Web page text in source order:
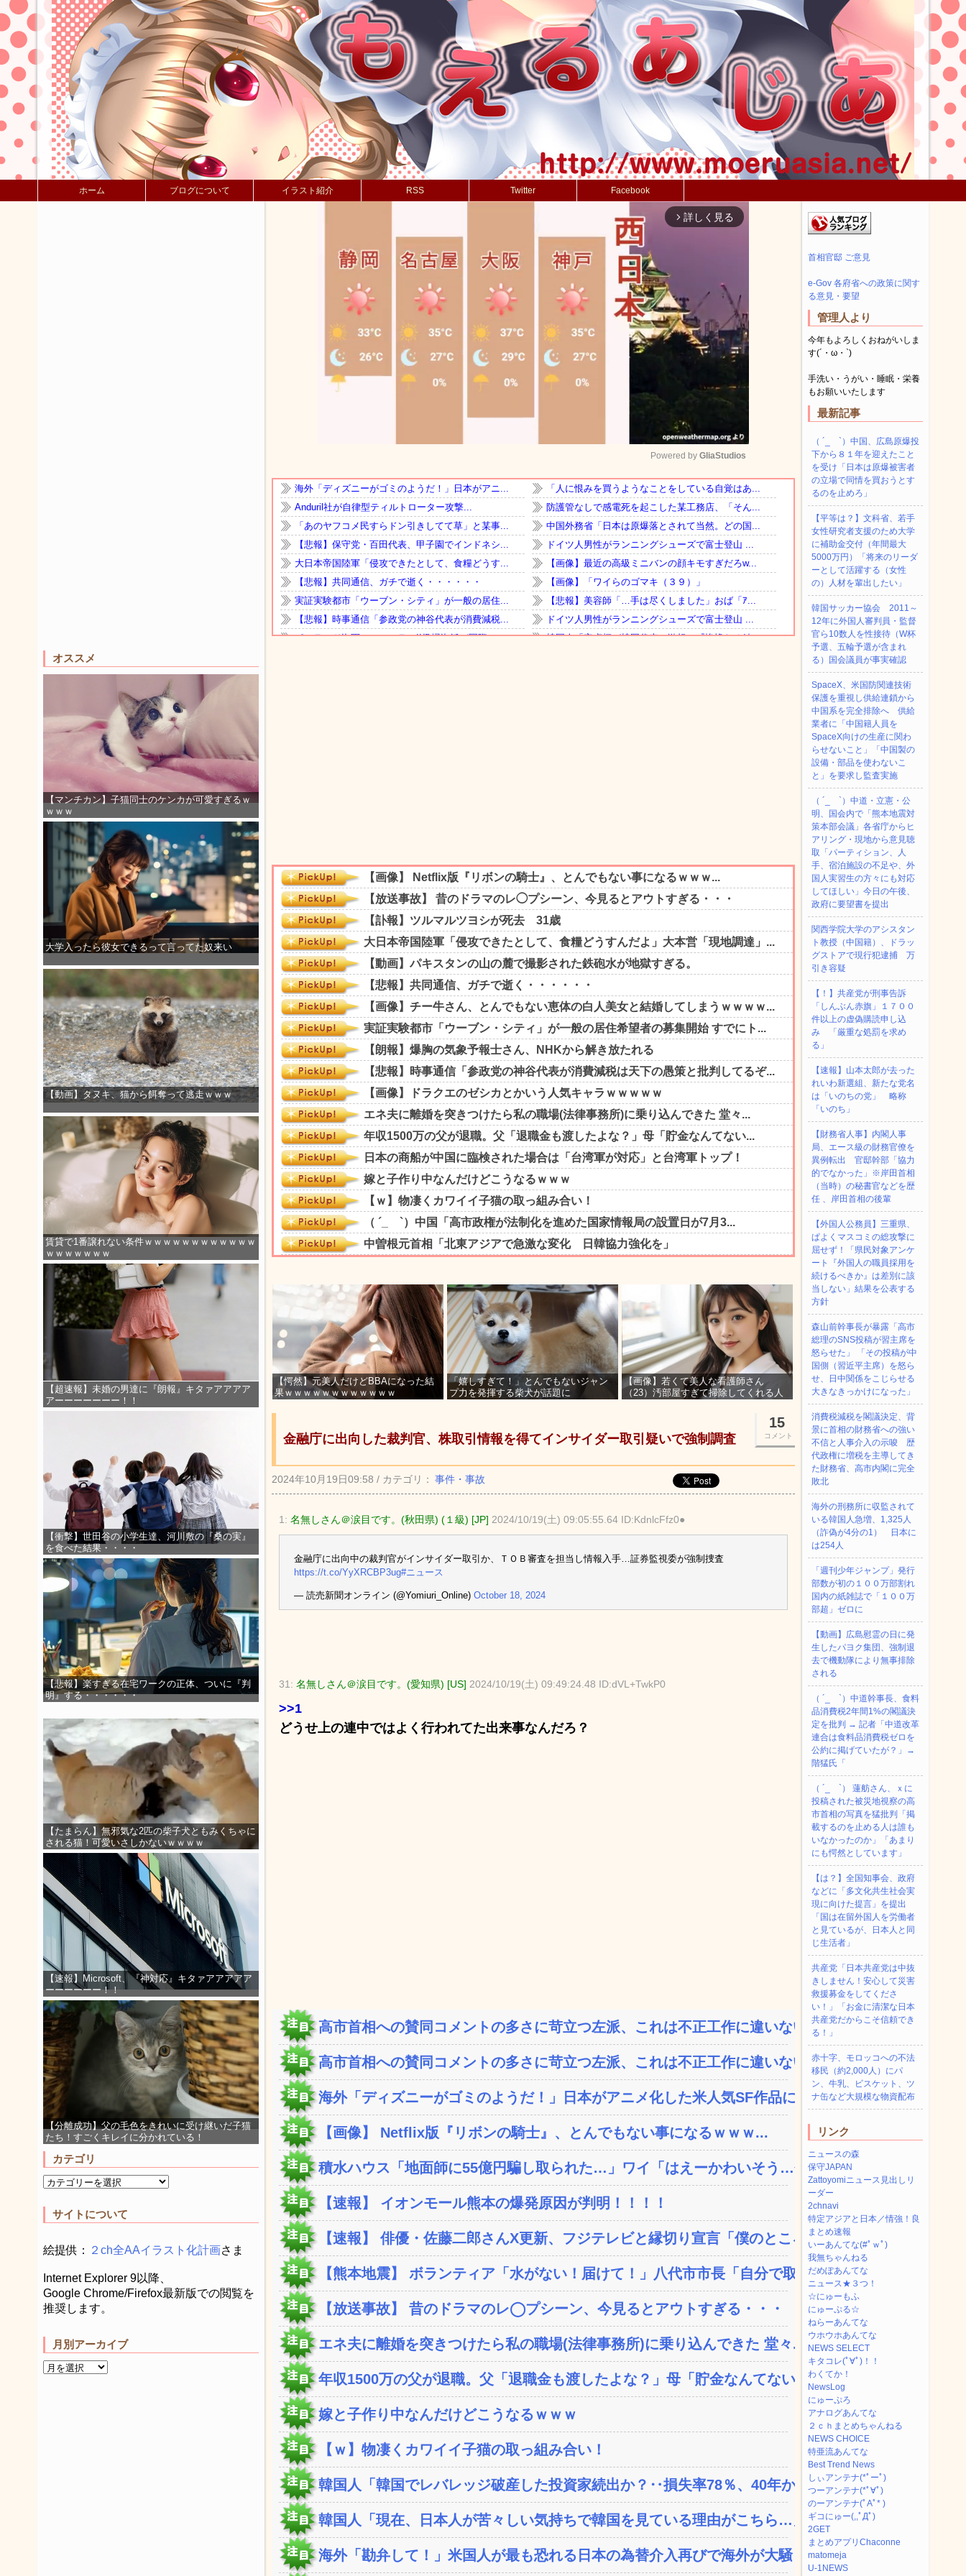
ホーム ブログについて イラスト紹介 RSS Twitter Facebook
オススメ
【マンチカン】子猫同士のケンカが可愛すぎるｗ
ｗｗｗ
大学入ったら彼女できるって言ってた奴来い
【動画】タヌキ、猫から餌奪って逃走ｗｗｗ
賃貸で1番譲れない条件ｗｗｗｗｗｗｗｗｗｗｗｗ
ｗｗｗｗｗｗｗ
【超速報】未婚の男達に『朗報』キタァアアアア
アーーーーーーー！！
【衝撃】世田谷の小学生達、河川敷の『桑の実』
を食べた結果・・・・
【悲報】楽すぎる在宅ワークの正体、ついに『判
明』する・・・・・・
【たまらん】無邪気な2匹の柴子犬ともみくちゃに
される猫！可愛いさしかないｗｗｗｗ
【速報】Microsoft、『神対応』キタァアアアアア
ーーーーーー！！
【分離成功】父の毛色をきれいに受け継いだ子猫
たち！すごくキレイに分かれている！
カテゴリ
サイトについて
絵提供： ２ch全AAイラスト化計画さま
Internet Explorer 9以降、
Google Chrome/Firefox最新版での閲覧を
推奨します。
月別アーカイブ
arrow_forward_ios 詳しく見る
Mute
Powered by GliaStudios
【愕然】元美人だけどBBAになった結
果ｗｗｗｗｗｗｗｗｗｗｗｗ
「嬉しすぎて！」とんでもないジャン
プ力を発揮する柴犬が話題に
【画像】若くて美人な看護師さん
（23）汚部屋すぎて掃除してくれる人
15
コメント
金融庁に出向した裁判官、株取引情報を得てインサイダー取引疑いで強制調査
2024年10月19日09:58 / カテゴリ： 事件・事故
1: 名無しさん＠涙目です。(秋田県) (１級) [JP] 2024/10/19(土) 09:05:55.64 ID:KdnlcFfz0●
金融庁に出向中の裁判官がインサイダー取引か、ＴＯＢ審査を担当し情報入手…証券監視委が強制捜査
https://t.co/YyXRCBP3ug#ニュース
— 読売新聞オンライン (@Yomiuri_Online) October 18, 2024
31: 名無しさん＠涙目です。(愛知県) [US] 2024/10/19(土) 09:49:24.48 ID:dVL+TwkP0
>>1
どうせ上の連中ではよく行われてた出来事なんだろ？
高市首相への賛同コメントの多さに苛立つ左派、これは不正工作に違いない！...
高市首相への賛同コメントの多さに苛立つ左派、これは不正工作に違いない！...
海外「ディズニーがゴミのようだ！」日本がアニメ化した米人気SF作品に絶...
【画像】 Netflix版『リボンの騎士』、とんでもない事になるｗｗｗ...
積水ハウス「地面師に55億円騙し取られた…」ワイ「はえーかわいそう…会...
【速報】 イオンモール熊本の爆発原因が判明！！！！
【速報】 俳優・佐藤二郎さんX更新、フジテレビと縁切り宣言「僕のところ...
【熊本地震】 ボランティア「水がない！届けて！」八代市市長「自分で取り...
【放送事故】 昔のドラマのレ◯プシーン、今見るとアウトすぎる・・・
エネ夫に離婚を突きつけたら私の職場(法律事務所)に乗り込んできた 堂々...
年収1500万の父が退職。父「退職金も渡したよな？」母「貯金なんてない...
嫁と子作り中なんだけどこうなるｗｗｗ
【ｗ】物凄くカワイイ子猫の取っ組み合い！
韓国人「韓国でレバレッジ破産した投資家続出か？‥損失率78％、40年か...
韓国人「現在、日本人が苦々しい気持ちで韓国を見ている理由がこちら…」→...
海外「勘弁して！」米国人が最も恐れる日本の為替介入再びで海外が大騒ぎ
首相官邸 ご意見
e-Gov 各府省への政策に関す
る意見・要望
管理人より
今年もよろしくおねがいしま
す(´・ω・`)
手洗い・うがい・睡眠・栄養
もお願いいたします
最新記事
（ ´_ゝ`）中国、広島原爆投
下から８１年を迎えたこと
を受け「日本は原爆被害者
の立場で同情を買おうとす
るのを止めろ」
【平等は？】文科省、若手
女性研究者支援のため大学
に補助金交付（年間最大
5000万円）「将来のリーダ
ーとして活躍する（女性
の）人材を輩出したい」
韓国サッカー協会 2011～
12年に外国人審判員・監督
官ら10数人を性接待（W杯
予選、五輪予選が含まれ
る）国会議員が事実確認
SpaceX、米国防関連技術
保護を重視し供給連鎖から
中国系を完全排除へ 供給
業者に「中国籍人員を
SpaceX向けの生産に関わ
らせないこと」「中国製の
設備・部品を使わないこ
と」を要求し監査実施
（ ´_ゝ`）中道・立憲・公
明、国会内で「熊本地震対
策本部会議」各省庁からヒ
アリング・現地から意見聴
取「パーティション、人
手、宿泊施設の不足や、外
国人実習生の方々にも対応
してほしい」今日の午後、
政府に要望書を提出
関西学院大学のアシスタン
ト教授（中国籍）、ドラッ
グストアで現行犯逮捕 万
引き容疑
【！】共産党が刑事告訴
「しんぶん赤旗」１７００
件以上の虚偽購読申し込
み 「厳重な処罰を求め
る」
【速報】山本太郎が去った
れいわ新選組、新たな党名
は「いのちの党」 略称
「いのち」
【財務省人事】内閣人事
局、エース級の財務官僚を
異例転出 官邸幹部「協力
的でなかった」※岸田首相
（当時）の秘書官などを歴
任 、岸田首相の後輩
【外国人公務員】三重県、
ぱよくマスコミの総攻撃に
屈せず！「県民対象アンケ
ート『外国人の職員採用を
続けるべきか』は差別に該
当しない」結果を公表する
方針
森山前幹事長が暴露「高市
総理のSNS投稿が習主席を
怒らせた」 「その投稿が中
国側（習近平主席）を怒ら
せ、日中関係をこじらせる
大きなきっかけになった」
消費税減税を閣議決定、背
景に首相の財務省への強い
不信と人事介入の示唆 歴
代政権に増税を主導してき
た財務省、高市内閣に完全
敗北
海外の刑務所に収監されて
いる韓国人急増、1,325人
（詐偽が4分の1） 日本に
は254人
「週刊少年ジャンプ」発行
部数が初の１００万部割れ
国内の紙雑誌で「１００万
部超」ゼロに
【動画】広島慰霊の日に発
生したパヨク集団、強制退
去で機動隊により無事排除
される
（ ´_ゝ`）中道幹事長、食料
品消費税2年間1%の閣議決
定を批判 → 記者「中道改革
連合は食料品消費税ゼロを
公約に掲げていたが？」→
階猛氏「
（ ´_ゝ`） 蓮舫さん、ｘに
投稿された被災地視察の高
市首相の写真を猛批判「掲
載するのを止める人は誰も
いなかったのか」「あまり
にも愕然としています」
【は？】全国知事会、政府
などに「多文化共生社会実
現に向けた提言」を提出
「国は在留外国人を労働者
と見ているが、日本人と同
じ生活者」
共産党「日本共産党は中抜
きしません！安心して災害
救援募金をしてくださ
い！」「お金に清潔な日本
共産党だからこそ信頼でき
る！」
赤十字、モロッコへの不法
移民（約2,000人）にパ
ン、牛乳、ビスケット、ツ
ナ缶など大規模な物資配布
リンク
ニュースの森
保守JAPAN
Zattoyomiニュース見出しリ
ーダー
2chnavi
特定アジアと日本／情強！良
まとめ速報
いーあんてな(#ﾟｗﾟ)
我無ちゃんねる
だめぽあんてな
ニュース★３つ！
☆にゅーもふ
にゅーぷる☆
ねらーあんてな
ウホウホあんてな
NEWS SELECT
キタコレ(ﾟ∀ﾟ)！！
わくてか！
NewsLog
にゅーぷろ
アナログあんてな
２ｃｈまとめちゃんねる
NEWS CHOICE
特亜流あんてな
Best Trend News
しぃアンテナ(*ﾟーﾟ)
つーアンテナ(*ﾟ∀ﾟ)
のーアンテナ(ﾟAﾟ* )
ギコにゅー(,,ﾟДﾟ)
2GET
まとめアプリChaconne
matomeja
U-1NEWS